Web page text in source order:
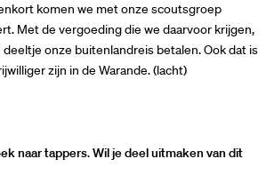
komen we met onze scoutsgroep
Met de vergoeding die we daarvoor krijgen,
onze buitenlandreis betalen. Ook dat is
zijn in de Warande. (lacht)
naar tappers.Wil je deel uitmaken van dit